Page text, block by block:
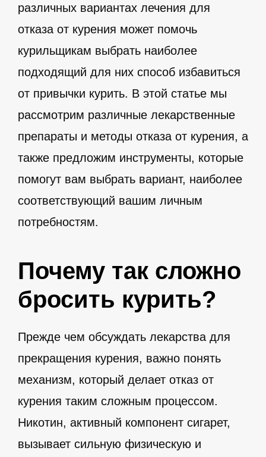
различных вариантах лечения для
отказа от курения может помочь
курильщикам выбрать наиболее
подходящий для них способ избавиться
от привычки курить. В этой статье мы
рассмотрим различные лекарственные
препараты и методы отказа от курения, а
также предложим инструменты, которые
помогут вам выбрать вариант, наиболее
соответствующий вашим личным
потребностям.
Почему так сложно
бросить курить?
Прежде чем обсуждать лекарства для
прекращения курения, важно понять
механизм, который делает отказ от
курения таким сложным процессом.
Никотин, активный компонент сигарет,
вызывает сильную физическую и